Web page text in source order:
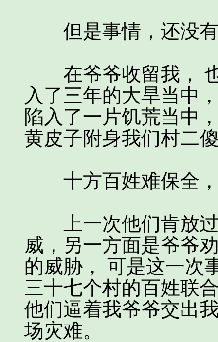
但是事情，还没有
在爷爷收留我， 也
入了三年的大旱当中
陷入了一片饥荒当中
黄皮子附身我们村二
十方百姓难保全，
上一次他们肯放过
威，另一方面是爷爷
的威胁， 可是这一次
三十七个村的百姓联
他们逼着我爷爷交出
场灾难。